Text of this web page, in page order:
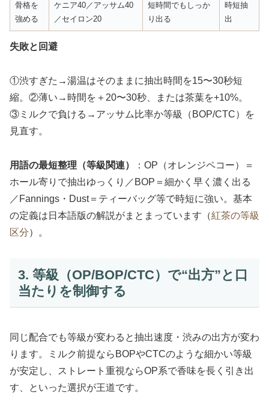
骨格を
強める
ケニア40／アッサム40
／セイロン20
短時間でもしっか
り出る
時短抽
出
失敗と回避
①渋すぎた→湯温はそのままに抽出時間を15〜30秒短
縮。②薄い→時間を＋20〜30秒、または茶葉を+10%。
③ミルクで負ける→アッサム比率か等級（BOP/CTC）を
見直す。
用語の最短整理（等級関連）
：OP（オレンジペコー）＝
ホール寄りで抽出ゆっくり／BOP＝細かく早く濃く出る
／Fannings・Dust＝ティーバッグ等で時短に強い。基本
の定義は日本語版の解説がまとまっています（紅茶の等級
区分）。
3. 等級（OP/BOP/CTC）で“出方”と口
当たりを制御する
同じ配合でも等級が変わると抽出速度・渋みの出方が変わ
ります。ミルク前提ならBOPやCTCのような細かい等級
が安定し、ストレート重視ならOP系で香味を長く引き出
す、といった選択が王道です。